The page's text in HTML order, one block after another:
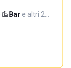
· Bar·e altri 2…